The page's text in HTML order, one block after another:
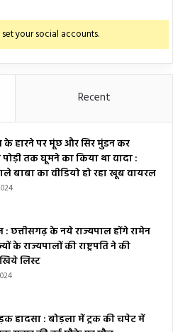
your social accounts.
Recent
हारने पर मूंछ और सिर मुंडन कर
पोड़ी तक घूमने का किया था वादा :
बाबा का वीडियो हो रहा खूब वायरल
: छत्तीसगढ़ के नये राज्यपाल होंगे रामेन
के राज्यपालों की राष्ट्रपति ने की
लिस्ट
हादसा : बोड़ला में ट्रक की चपेट में